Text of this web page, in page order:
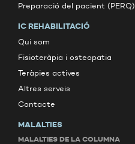
Preparació del pacient (PERQ)
IC REHABILITACIÓ
Qui som
Fisioteràpia i osteopatia
Teràpies actives
Altres serveis
Contacte
MALALTIES
MALALTIES DE LA COLUMNA